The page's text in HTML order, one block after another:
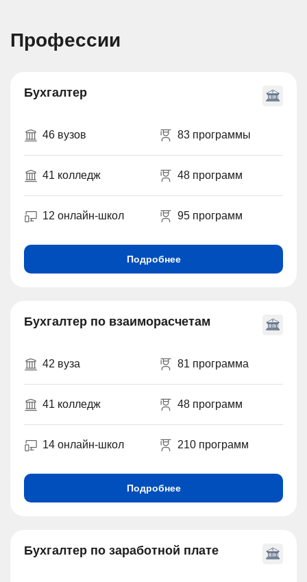
Профессии
Бухгалтер
46 вузов 83 программы
41 колледж 48 программ
12 онлайн-школ 95 программ
Подробнее
Бухгалтер по взаиморасчетам
42 вуза 81 программа
41 колледж 48 программ
14 онлайн-школ 210 программ
Подробнее
Бухгалтер по заработной плате